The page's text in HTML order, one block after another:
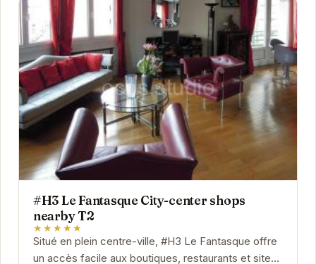
#H3 Le Fantasque City-center shops
nearby T2
★★★★★
Situé en plein centre-ville, #H3 Le Fantasque offre
un accès facile aux boutiques, restaurants et sites